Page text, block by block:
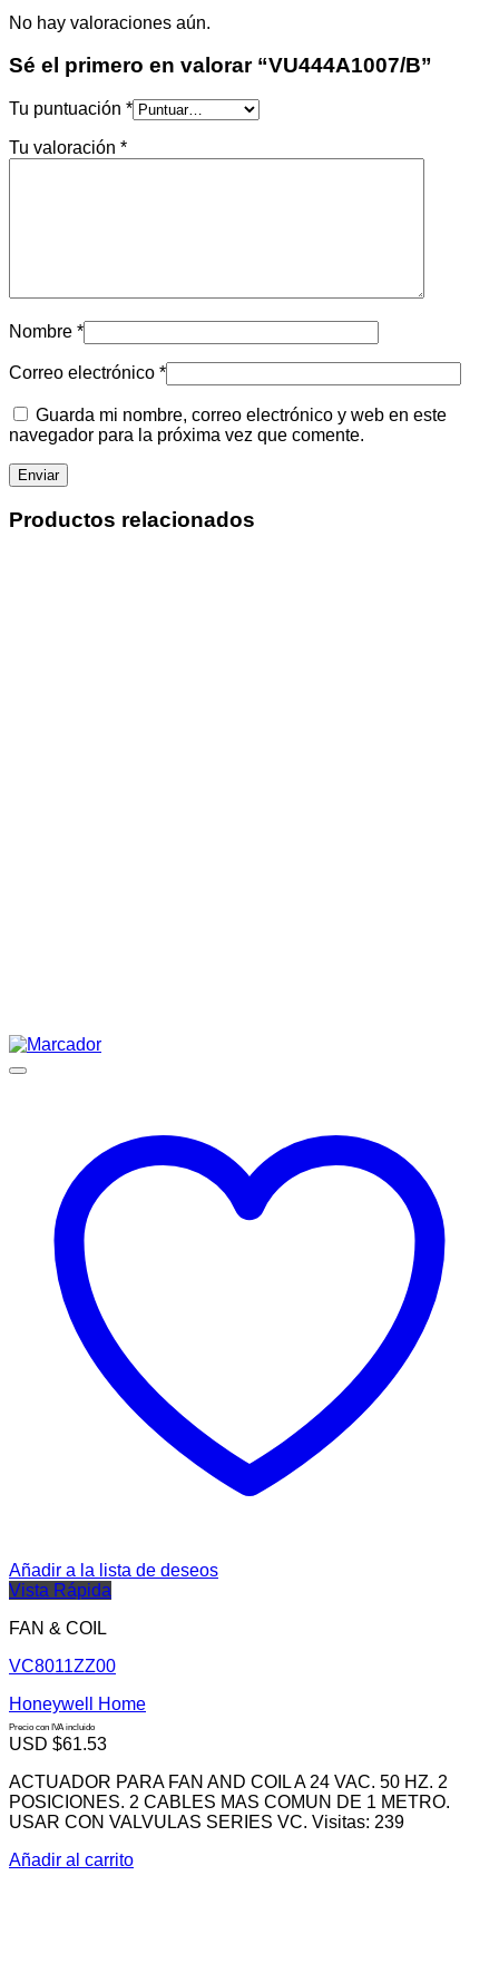
No hay valoraciones aún.
Sé el primero en valorar “VU444A1007/B”
Tu puntuación *
Tu valoración *
Nombre *
Correo electrónico *
Guarda mi nombre, correo electrónico y web en este
navegador para la próxima vez que comente.
Productos relacionados
Añadir a la lista de deseos
Vista Rápida
FAN & COIL
VC8011ZZ00
Honeywell Home
Precio con IVA incluido
USD $61.53
ACTUADOR PARA FAN AND COIL A 24 VAC. 50 HZ. 2
POSICIONES. 2 CABLES MAS COMUN DE 1 METRO.
USAR CON VALVULAS SERIES VC. Visitas: 239
Añadir al carrito